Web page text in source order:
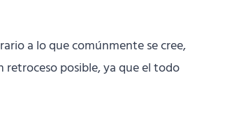
a lo que comúnmente se cree,
retroceso posible, ya que el todo